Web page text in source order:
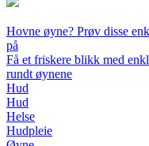
Hovne øyne? Prøv disse
på
Få et friskere blikk med
rundt øynene
Hud
Hud
Helse
Hudpleie